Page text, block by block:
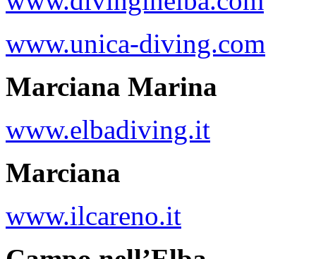
www.unica-diving.com
Marciana Marina
www.elbadiving.it
Marciana
www.ilcareno.it